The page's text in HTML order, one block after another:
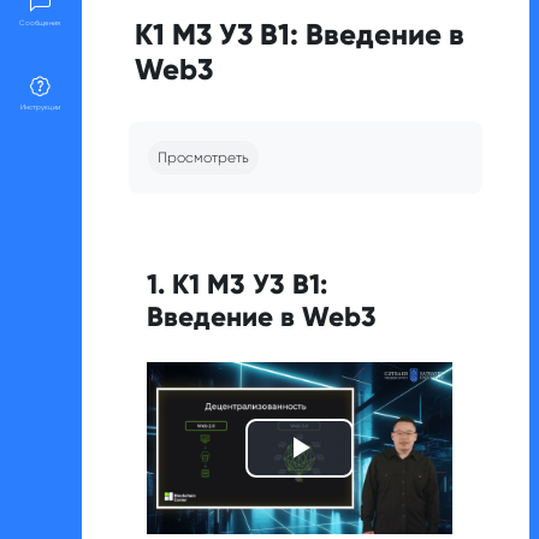
Сообщения
Инструкции
К1 М3 У3 В1: Введение в
Web3
Просмотреть
1. К1 М3 У3 В1:
Введение в Web3
видео